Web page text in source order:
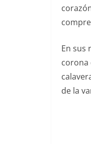
En sus
corona
de la